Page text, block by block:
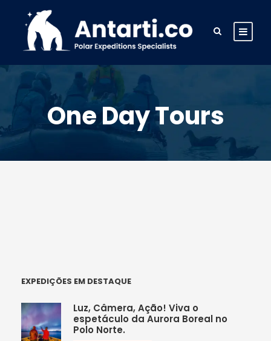
One Day Tours
EXPEDIÇÕES EM DESTAQUE
Luz, Câmera, Ação! Viva o
espetáculo da Aurora Boreal no
Polo Norte.